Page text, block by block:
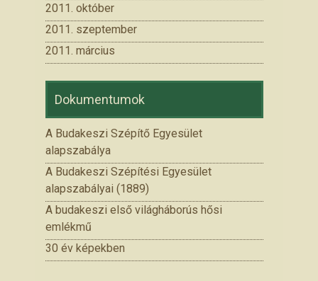
2011. október
2011. szeptember
2011. március
Dokumentumok
A Budakeszi Szépítő Egyesület
alapszabálya
A Budakeszi Szépítési Egyesület
alapszabályai (1889)
A budakeszi első világháborús hősi
emlékmű
30 év képekben